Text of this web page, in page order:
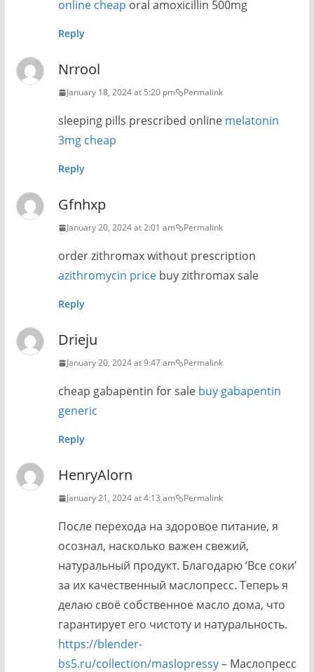
online cheap oral amoxicillin 500mg
Reply
Nrrool
January 18, 2024 at 5:20 pm Permalink
sleeping pills prescribed online melatonin
3mg cheap
Reply
Gfnhxp
January 20, 2024 at 2:01 am Permalink
order zithromax without prescription
azithromycin pricebuy zithromax sale
Reply
Drieju
January 20, 2024 at 9:47 am Permalink
cheap gabapentin for sale buy gabapentin
generic
Reply
HenryAlorn
January 21, 2024 at 4:13 am Permalink
После перехода на здоровое питание, я
осознал, насколько важен свежий,
натуральный продукт. Благодарю ‘Все соки’
за их качественный маслопресс. Теперь я
делаю своё собственное масло дома, что
гарантирует его чистоту и натуральность.
https://blender-
bs5.ru/collection/maslopressy– Маслопресс